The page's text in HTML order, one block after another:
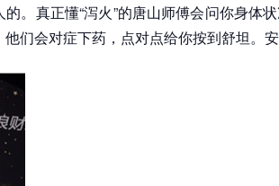
。真正懂“泻火”的唐山师傅会问你身体
们会对症下药，点对点给你按到舒坦。